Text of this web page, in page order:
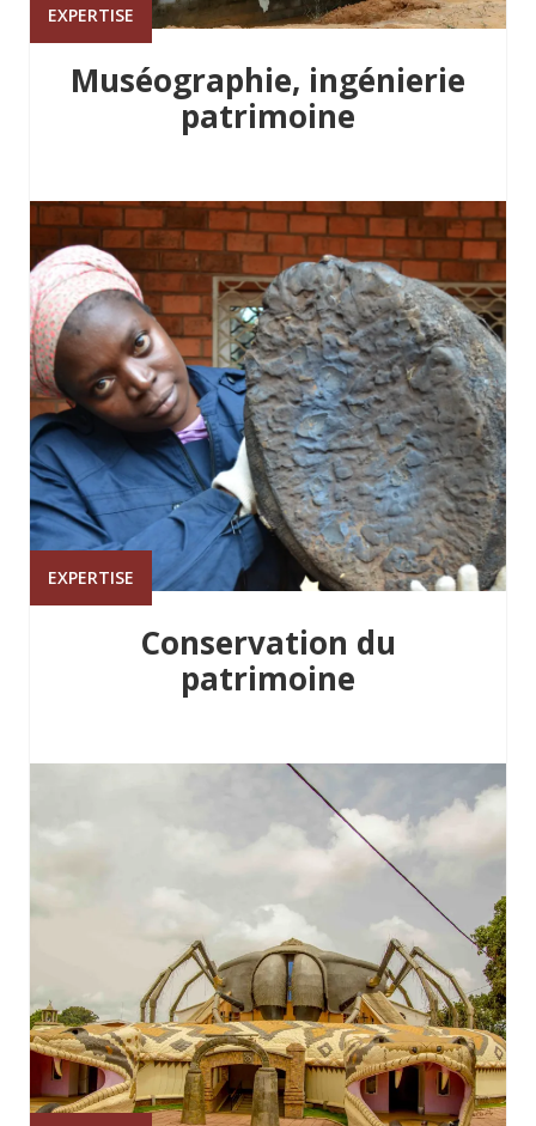
EXPERTISE
Muséographie, ingénierie
patrimoine
EXPERTISE
Conservation du
patrimoine